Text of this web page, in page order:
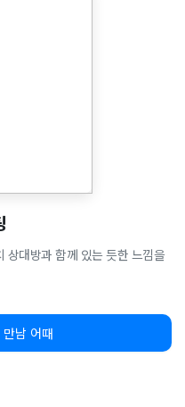
상대방과 함께 있는 듯한 느낌을
남 어때